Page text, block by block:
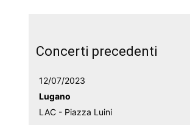
Concerti precedenti
12/07/2023
Lugano
LAC - Piazza Luini